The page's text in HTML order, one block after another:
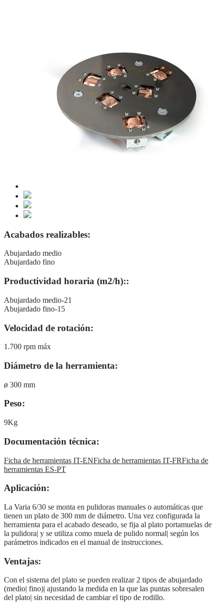
Acabados realizables:
Abujardado medio
Abujardado fino
Productividad horaria (m2/h)::
Abujardado medio-21
Abujardado fino-15
Velocidad de rotación:
1.700 rpm máx
Diámetro de la herramienta:
ø 300 mm
Peso:
9Kg
Documentación técnica:
Ficha de herramientas IT-ENFicha de herramientas IT-FRFicha de
herramientas ES-PT
Aplicación:
La Varia 6/30 se monta en pulidoras manuales o automáticas que
tienen un plato de 300 mm de diámetro. Una vez configurada la
herramienta para el acabado deseado, se fija al plato portamuelas de
la pulidora| y se utiliza como muela de pulido normal| según los
parámetros indicados en el manual de instrucciones.
Ventajas:
Con el sistema del plato se pueden realizar 2 tipos de abujardado
(medio| fino)| ajustando la medida en la que las puntas sobresalen
del plato| sin necesidad de cambiar el tipo de rodillo.